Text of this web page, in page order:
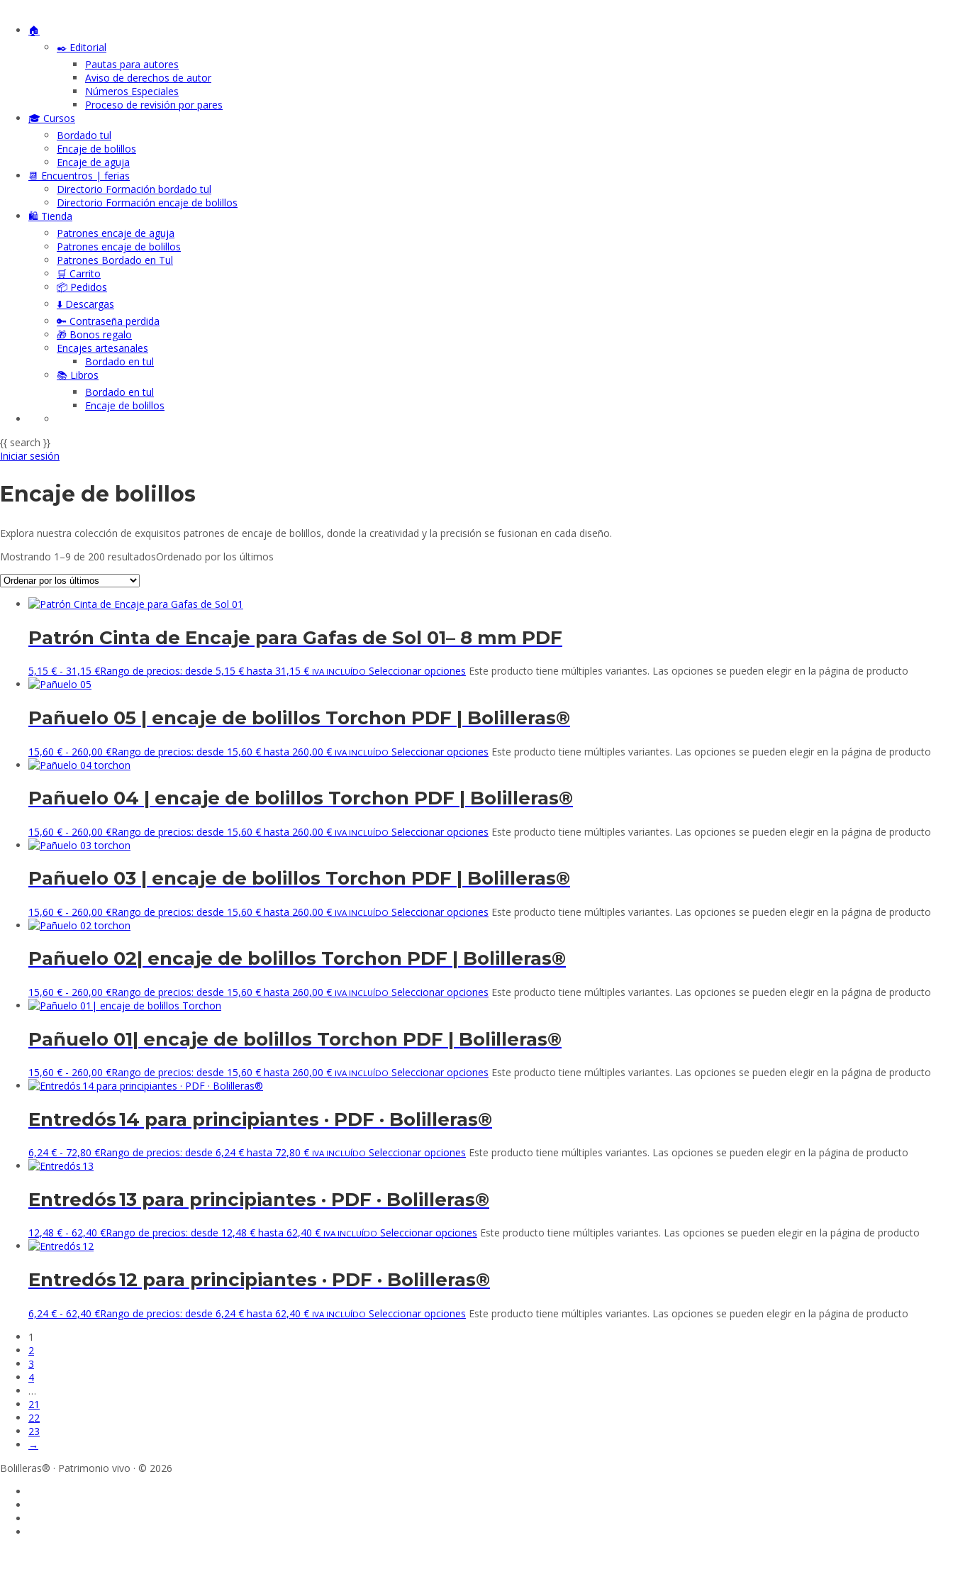
🏠
✒️ Editorial
Pautas para autores
Aviso de derechos de autor
Números Especiales
Proceso de revisión por pares
🎓 Cursos
Bordado tul
Encaje de bolillos
Encaje de aguja
📆 Encuentros | ferias
Directorio Formación bordado tul
Directorio Formación encaje de bolillos
🛍️ Tienda
Patrones encaje de aguja
Patrones encaje de bolillos
Patrones Bordado en Tul
🛒 Carrito
📦 Pedidos
⬇️ Descargas
🔑 Contraseña perdida
🎁 Bonos regalo
Encajes artesanales
Bordado en tul
📚 Libros
Bordado en tul
Encaje de bolillos
{{ search }}
Iniciar sesión
Encaje de bolillos
Explora nuestra colección de exquisitos patrones de encaje de bolillos, donde la creatividad y la precisión se fusionan en cada diseño.
Mostrando 1–9 de 200 resultadosOrdenado por los últimos
Patrón Cinta de Encaje para Gafas de Sol 01– 8 mm PDF
5,15 € - 31,15 €Rango de precios: desde 5,15 € hasta 31,15 € IVA INCLUÍDO Seleccionar opciones Este producto tiene múltiples variantes. Las opciones se pueden elegir en la página de producto
Pañuelo 05 | encaje de bolillos Torchon PDF | Bolilleras®
15,60 € - 260,00 €Rango de precios: desde 15,60 € hasta 260,00 € IVA INCLUÍDO Seleccionar opciones Este producto tiene múltiples variantes. Las opciones se pueden elegir en la página de producto
Pañuelo 04 | encaje de bolillos Torchon PDF | Bolilleras®
15,60 € - 260,00 €Rango de precios: desde 15,60 € hasta 260,00 € IVA INCLUÍDO Seleccionar opciones Este producto tiene múltiples variantes. Las opciones se pueden elegir en la página de producto
Pañuelo 03 | encaje de bolillos Torchon PDF | Bolilleras®
15,60 € - 260,00 €Rango de precios: desde 15,60 € hasta 260,00 € IVA INCLUÍDO Seleccionar opciones Este producto tiene múltiples variantes. Las opciones se pueden elegir en la página de producto
Pañuelo 02| encaje de bolillos Torchon PDF | Bolilleras®
15,60 € - 260,00 €Rango de precios: desde 15,60 € hasta 260,00 € IVA INCLUÍDO Seleccionar opciones Este producto tiene múltiples variantes. Las opciones se pueden elegir en la página de producto
Pañuelo 01| encaje de bolillos Torchon PDF | Bolilleras®
15,60 € - 260,00 €Rango de precios: desde 15,60 € hasta 260,00 € IVA INCLUÍDO Seleccionar opciones Este producto tiene múltiples variantes. Las opciones se pueden elegir en la página de producto
Entredós 14 para principiantes · PDF · Bolilleras®
6,24 € - 72,80 €Rango de precios: desde 6,24 € hasta 72,80 € IVA INCLUÍDO Seleccionar opciones Este producto tiene múltiples variantes. Las opciones se pueden elegir en la página de producto
Entredós 13 para principiantes · PDF · Bolilleras®
12,48 € - 62,40 €Rango de precios: desde 12,48 € hasta 62,40 € IVA INCLUÍDO Seleccionar opciones Este producto tiene múltiples variantes. Las opciones se pueden elegir en la página de producto
Entredós 12 para principiantes · PDF · Bolilleras®
6,24 € - 62,40 €Rango de precios: desde 6,24 € hasta 62,40 € IVA INCLUÍDO Seleccionar opciones Este producto tiene múltiples variantes. Las opciones se pueden elegir en la página de producto
1
2
3
4
…
21
22
23
→
Bolilleras® · Patrimonio vivo · © 2026